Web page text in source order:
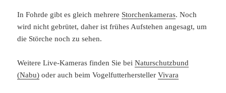
In Fohrde gibt es gleich mehrere Storchenkameras. Noch
wird nicht gebrütet, daher ist frühes Aufstehen angesagt, um
die Störche noch zu sehen.
Weitere Live-Kameras finden Sie beiNaturschutzbund
(Nabu) oder auch beim VogelfutterherstellerVivara